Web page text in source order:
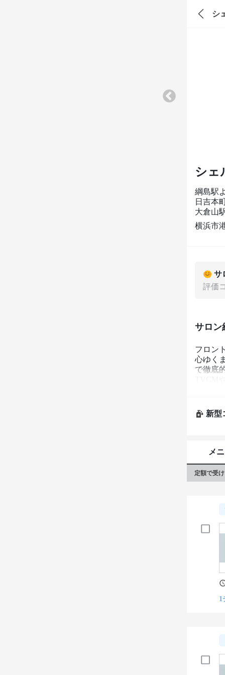
シ
シェ
綱島駅
日吉本
大倉山
横浜市
サ
評価
サロン
フロン
心ゆく
で徹底
新型
メ
定額で受
1